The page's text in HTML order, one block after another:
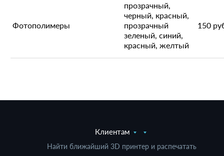
Фотополимеры
прозрачный,
черный, красный,
прозрачный
зеленый, синий,
красный, желтый
150
Клиентам
Найти ближайший 3D принтер и распечатать